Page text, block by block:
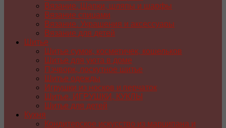
Вязание. Шапки, шляпы и шарфы
Вязание спицами
Вязание. Украшения и аксессуары
Вязание для детей
Шитье
Шитье сумок, косметичек, кошельков
Шитье для уюта в доме
Пэчворк, лоскутное шитье
Шитье одежды
Игрушки из носков и перчаток
Шитье. ИГРУШКИ, КУКЛЫ
Шитье для детей
Кухня
Кондитерское искусство из марципана и